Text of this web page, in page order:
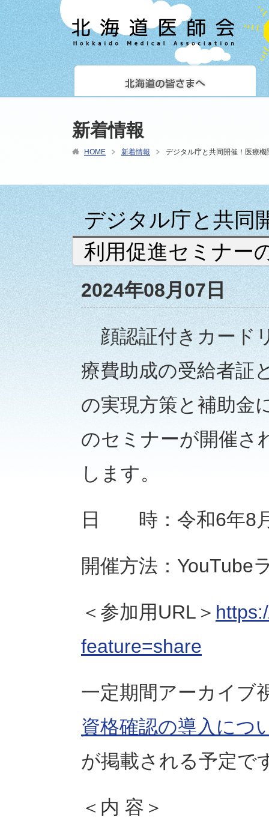
新着情報
HOME 新着情報 デジタル庁と共同開催！医療
デジタル庁と共同
利用促進セミナー
2024年08月07日
顔認証付きカード
療費助成の受給者証
の実現方策と補助金
のセミナーが開催さ
します。
日 時：令和6年8月
開催方法：YouTube
＜参加用URL＞
feature=share
一定期間アーカイブ
資格確認の導入につ
が掲載される予定で
＜内 容＞